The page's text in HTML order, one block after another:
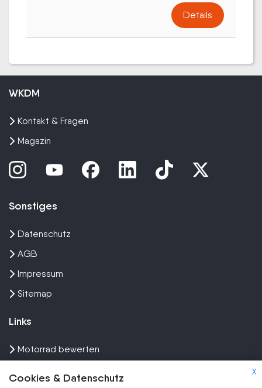
Details
X
Cookies & Datenschutz
WKDM
Kontakt & Fragen
Magazin
Sonstiges
Datenschutz
AGB
Impressum
Sitemap
Links
Motorrad bewerten